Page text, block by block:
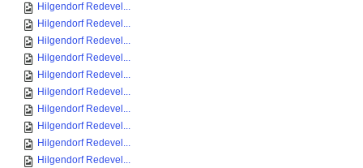
Hilgendorf Redevel...
Hilgendorf Redevel...
Hilgendorf Redevel...
Hilgendorf Redevel...
Hilgendorf Redevel...
Hilgendorf Redevel...
Hilgendorf Redevel...
Hilgendorf Redevel...
Hilgendorf Redevel...
Hilgendorf Redevel...